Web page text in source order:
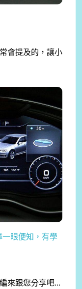
會提及的，讓小
眼便知，有學
來跟您分享吧...